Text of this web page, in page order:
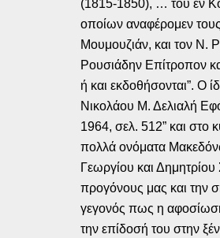
(1815-1850), … του εν
οποίων αναφέρομεν
Μουμουζιάν, και τον Ν.
Ρουσιάδην Επίτροπον
ή και εκδοθήσονται”.
Νικολάου Μ. Δελιαλή
1964, σελ. 512” και στο
πολλά ονόματα
Γεωργίου και
προγόνους μας και την
γεγονός πως η αφοσίωση
την επίδοσή του στην